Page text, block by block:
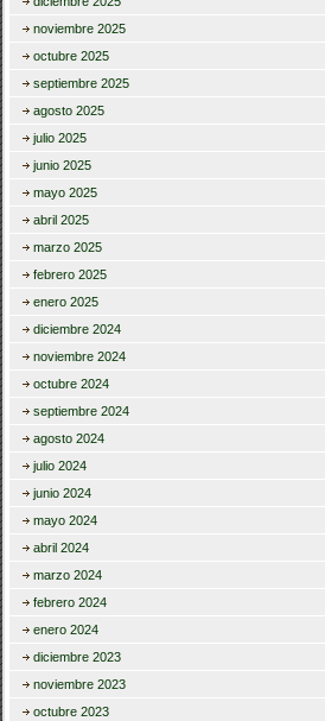
noviembre 2025
octubre 2025
septiembre 2025
agosto 2025
julio 2025
junio 2025
mayo 2025
abril 2025
marzo 2025
febrero 2025
enero 2025
diciembre 2024
noviembre 2024
octubre 2024
septiembre 2024
agosto 2024
julio 2024
junio 2024
mayo 2024
abril 2024
marzo 2024
febrero 2024
enero 2024
diciembre 2023
noviembre 2023
octubre 2023